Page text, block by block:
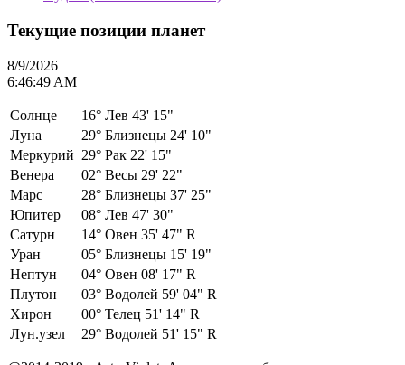
Текущие позиции планет
8/9/2026
6:46:49 AM
Солнце 16° Лев 43' 15"
Луна
29° Близнецы 24' 10"
Меркурий 29° Рак 22' 15"
Венера
02° Весы 29' 22"
Марс
28° Близнецы 37' 25"
Юпитер
08° Лев 47' 30"
Сатурн
14° Овен 35' 47" R
Уран
05° Близнецы 15' 19"
Нептун
04° Овен 08' 17" R
Плутон
03° Водолей 59' 04" R
Хирон
00° Телец 51' 14" R
Лун.узел
29° Водолей 51' 15" R